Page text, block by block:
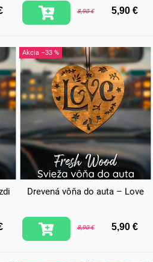
8,90 € 5,90 €
–33 %
Drevená vôňa do auta – Love
8,90 € 5,90 €